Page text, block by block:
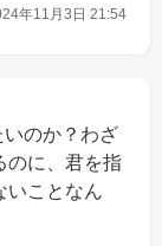
年11月3日 21:54
いのか？わざ
のに、君を指
いことなん